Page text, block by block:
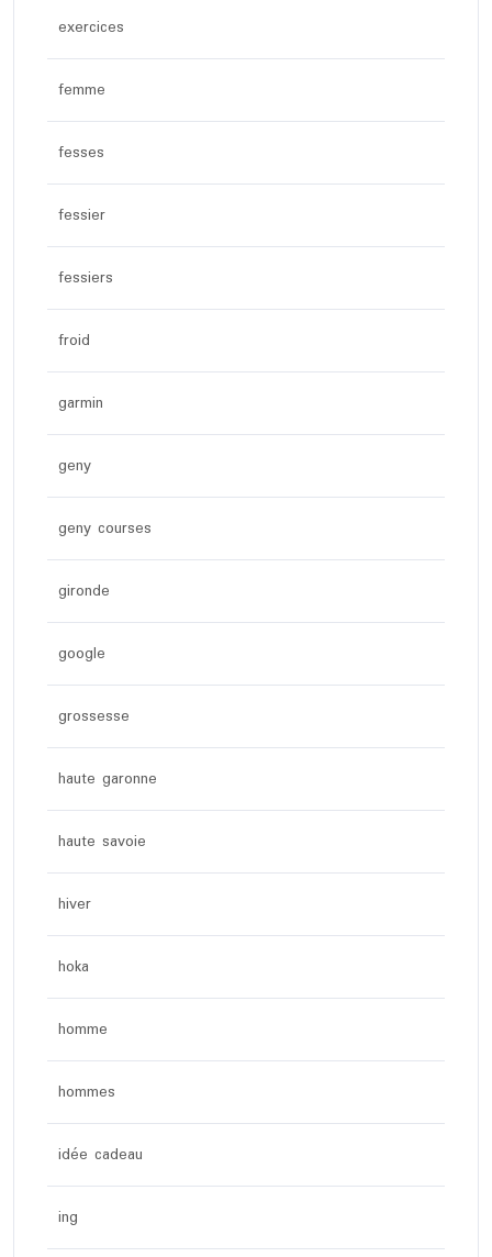
exercices
femme
fesses
fessier
fessiers
froid
garmin
geny
geny courses
gironde
google
grossesse
haute garonne
haute savoie
hiver
hoka
homme
hommes
idée cadeau
ing